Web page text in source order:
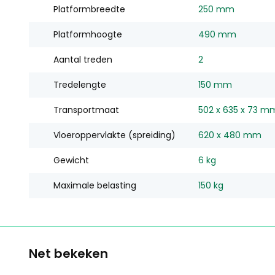
Platformbreedte 250 mm
Platformhoogte 490 mm
Aantal treden 2
Tredelengte 150 mm
Transportmaat 502 x 635 x 73
Vloeroppervlakte (spreiding) 620 x 480 mm
Gewicht 6 kg
Maximale belasting 150 kg
Net bekeken